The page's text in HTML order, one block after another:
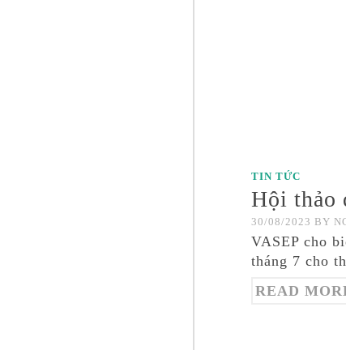
TIN TỨC
Hội thảo
30/08/2023 BY
VASEP cho
tháng 7 cho
READ